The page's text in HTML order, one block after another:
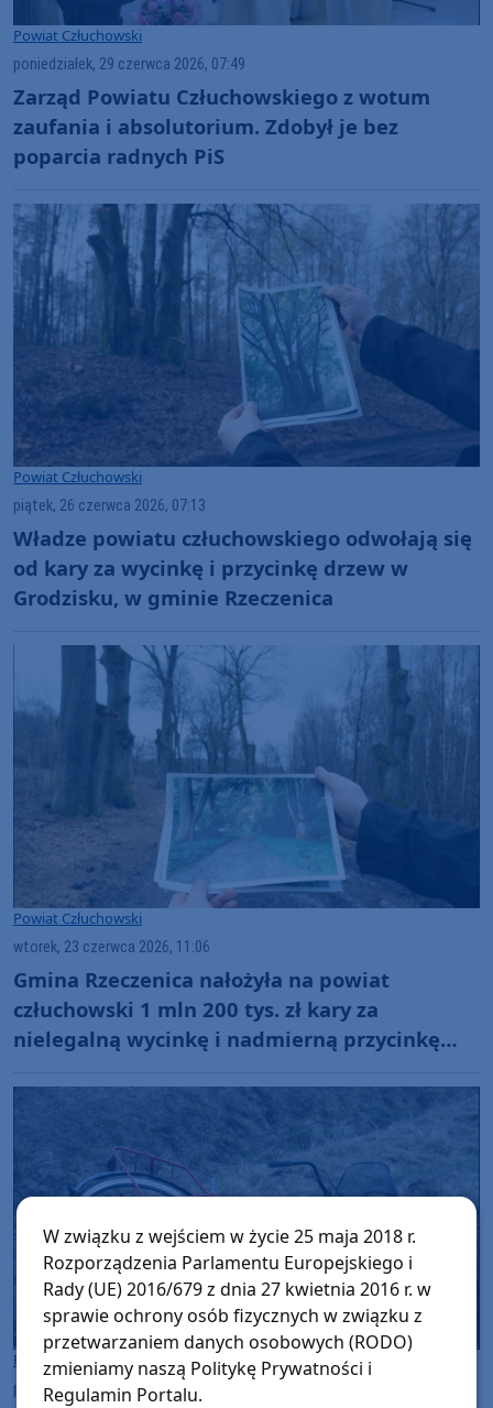
Powiat Człuchowski
poniedziałek, 29 czerwca 2026, 07:49
Zarząd Powiatu Człuchowskiego z wotum
zaufania i absolutorium. Zdobył je bez
poparcia radnych PiS
Powiat Człuchowski
piątek, 26 czerwca 2026, 07:13
Władze powiatu człuchowskiego odwołają się
od kary za wycinkę i przycinkę drzew w
Grodzisku, w gminie Rzeczenica
Powiat Człuchowski
wtorek, 23 czerwca 2026, 11:06
Gmina Rzeczenica nałożyła na powiat
człuchowski 1 mln 200 tys. zł kary za
nielegalną wycinkę i nadmierną przycinkę
Powiat Człuchowski
piątek, 19 czerwca 2026, 08:20
W związku z wejściem w życie 25 maja 2018 r.
Rozporządzenia Parlamentu Europejskiego i
Rady (UE) 2016/679 z dnia 27 kwietnia 2016 r. w
sprawie ochrony osób fizycznych w związku z
przetwarzaniem danych osobowych (RODO)
zmieniamy naszą Politykę Prywatności i
Regulamin Portalu.